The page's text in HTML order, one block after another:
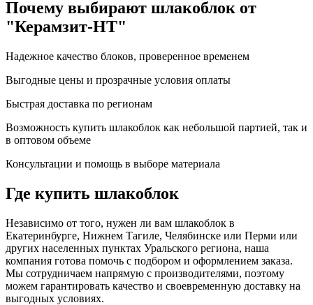
Почему выбирают шлакоблок от
"Керамзит-НТ"
Надежное качество блоков, проверенное временем
Выгодные цены и прозрачные условия оплаты
Быстрая доставка по регионам
Возможность купить шлакоблок как небольшой партией, так и
в оптовом объеме
Консультации и помощь в выборе материала
Где купить шлакоблок
Независимо от того, нужен ли вам шлакоблок в
Екатеринбурге, Нижнем Тагиле, Челябинске или Перми или
других населенных пунктах Уральского региона, наша
компания готова помочь с подбором и оформлением заказа.
Мы сотрудничаем напрямую с производителями, поэтому
можем гарантировать качество и своевременную доставку на
выгодных условиях.